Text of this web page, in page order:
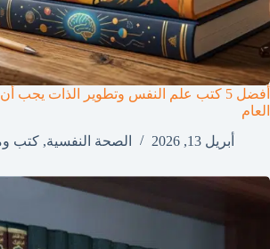
أفضل 5 كتب علم النفس وتطوير الذات يجب أن
العام
أبريل 13, 2026
الصحة النفسية, كتب